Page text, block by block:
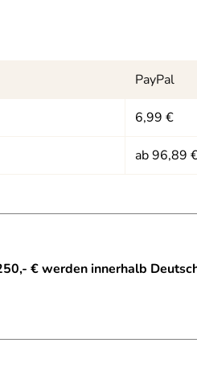
PayPal
6,99 €
ab 96,89
€ werden innerhalb